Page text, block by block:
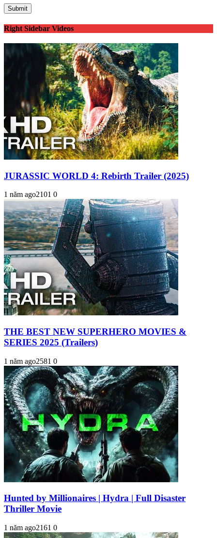
Right Sidebar Videos
JURASSIC WORLD 4: Rebirth Trailer (2025)
1 năm ago2101 0
THE BEST NEW SUPERHERO MOVIES &
SERIES 2025 (Trailers)
1 năm ago2581 0
Hunted by Millionaires | Hydra | Full Disaster
Thriller Movie
1 năm ago2161 0